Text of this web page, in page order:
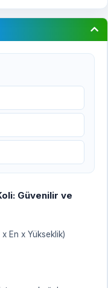
Güvenilir ve
En x Yükseklik)